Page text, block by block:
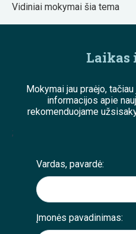
Vidiniai mokymai šia tema
Laikas
Mokymai jau praėjo,
informacijos apie
rekomenduojame
;
Vardas, pavardė:
Įmonės pavadinimas: